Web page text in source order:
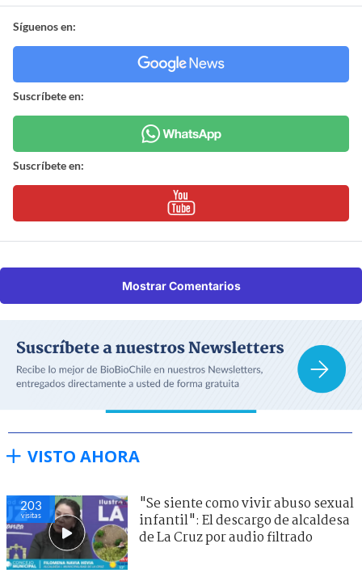
Síguenos en:
Suscríbete en:
Suscríbete en:
Mostrar Comentarios
VISTO AHORA
203
visitas
"Se siente como vivir abuso sexual
infantil": El descargo de alcaldesa
de La Cruz por audio filtrado